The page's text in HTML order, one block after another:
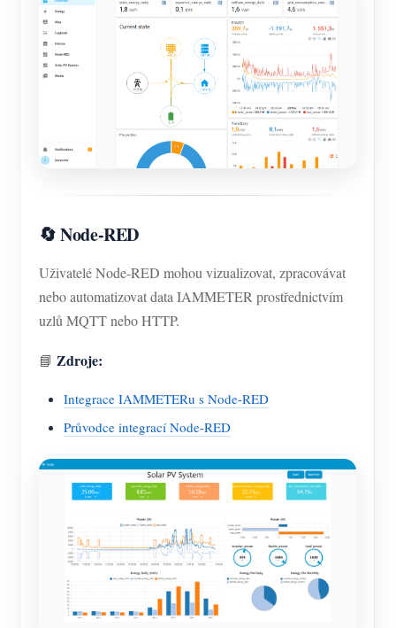
🔄 Node-RED
Uživatelé Node-RED mohou vizualizovat, zpracovávat
nebo automatizovat data IAMMETER prostřednictvím
uzlů MQTT nebo HTTP.
📘 Zdroje:
Integrace IAMMETERu s Node-RED
Průvodce integrací Node-RED